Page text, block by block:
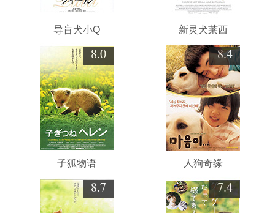
导盲犬小Q 新灵犬莱西
8.0
子狐物语
8.4
人狗奇缘
8.7 7.4